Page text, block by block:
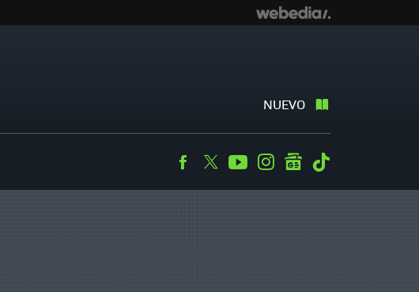
NUEVO
Facebook
TwitterYoutubeInstagramgooglenews